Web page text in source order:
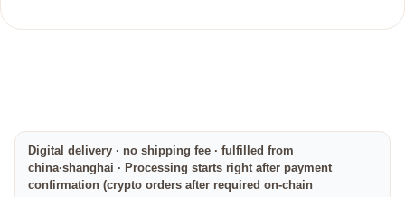
Digital delivery · no shipping fee · fulfilled from
china·shanghai · Processing starts right after payment
confirmation (crypto orders after required on-chain